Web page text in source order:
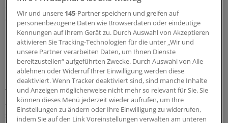
dabei Menschen gefährdet. "Gott sei Dank ist nichts
passiert."
Für Rettungsdienst gearbeitet
Bis Juni 2013 arbeitete die 53-Jährige von Konstanz aus
für den Rettungsdienst. Als Vorwürfe gegen sie
aufkamen, seien die Frau zunächst freigestellt und
später das Beschäftigungsverhältnis beendet worden,
Wir und unsere 145-Partner speichern und greifen auf
personenbezogene Daten wie Browserdaten oder eindeutige
Kennungen auf Ihrem Gerät zu. Durch Auswahl von Akzeptieren
aktivieren Sie Tracking-Technologien für die unter „Wir und
unsere Partner verarbeiten Daten, um Ihnen Dienste
bereitzustellen“ aufgeführten Zwecke. Durch Auswahl von Alle
ablehnen oder Widerruf Ihrer Einwilligung werden diese
deaktiviert. Wenn Tracker deaktiviert sind, sind manche Inhalte
und Anzeigen möglicherweise nicht mehr so relevant für Sie. Sie
können dieses Menü jederzeit wieder aufrufen, um Ihre
Einstellungen zu ändern oder Ihre Einwilligung zu widerrufen,
indem Sie auf den Link Voreinstellungen verwalten am unteren